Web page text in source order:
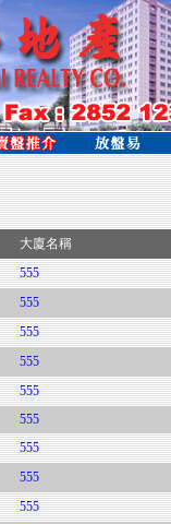
大廈名稱
555
555
555
555
555
555
555
555
555